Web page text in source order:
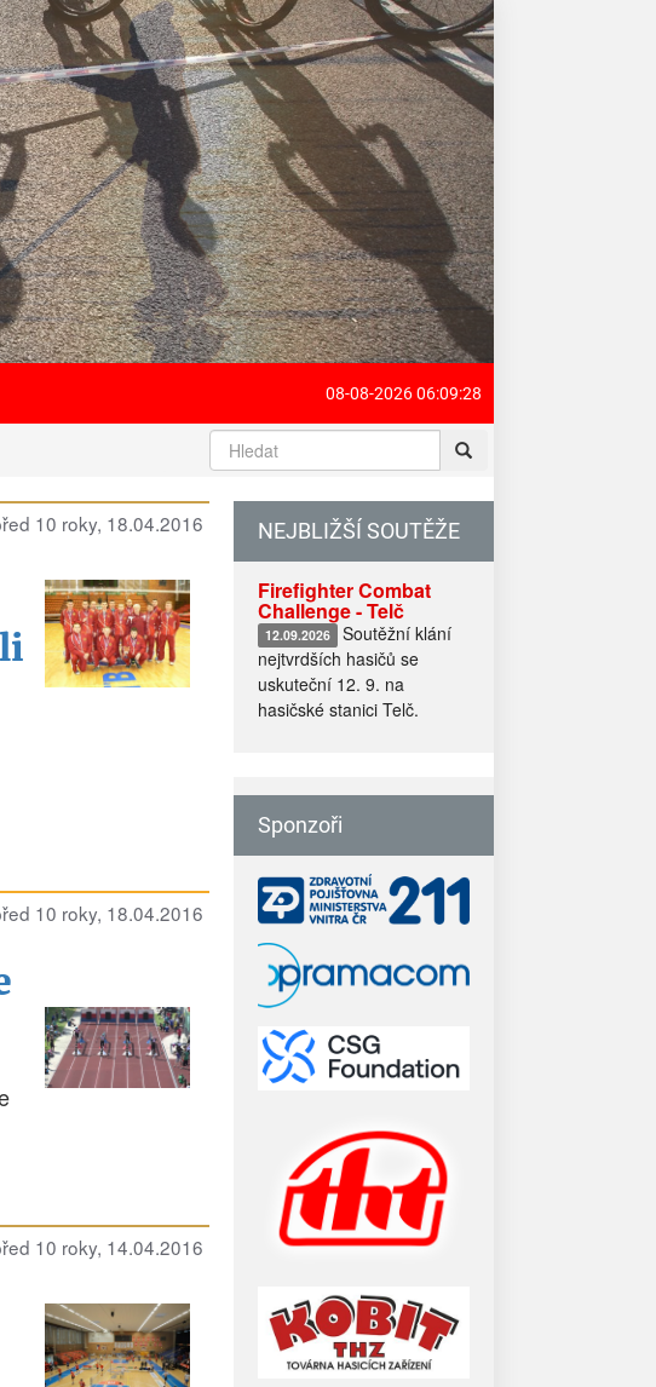
08-08-2026 06:09:28
10 roky, 18.04.2016
10 roky, 18.04.2016
10 roky, 14.04.2016
NEJBLIŽŠÍ SOUTĚŽE
Firefighter Combat
Challenge - Telč
12.09.2026
Soutěžní klání
nejtvrdších hasičů se
uskuteční 12. 9. na
hasičské stanici Telč.
Sponzoři